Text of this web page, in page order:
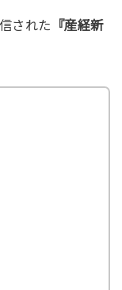
された 『産経新